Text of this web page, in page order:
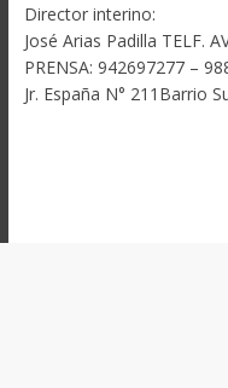
Director interino:
José Arias Padilla TELF.
PRENSA: 942697277 –
Jr. España N° 211Barrio